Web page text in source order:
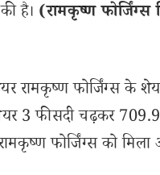
है। (रामकृष्ण
रामकृष्ण फोर्जिंग्स के
3 फीसदी चढ़कर
फोर्जिंग्स को मिला